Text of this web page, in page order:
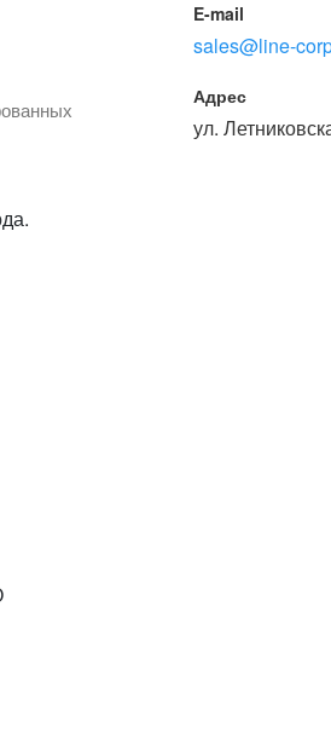
E-mail
sales@line-
Адрес
ул.